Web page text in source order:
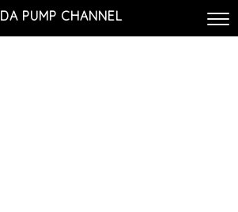
DA PUMP CHANNEL